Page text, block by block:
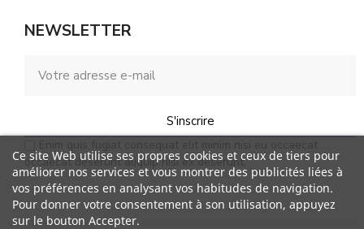
Ce site Web utilise ses propres cookies et ceux de tiers pour
améliorer nos services et vous montrer des publicités liées à
vos préférences en analysant vos habitudes de navigation.
Pour donner votre consentement à son utilisation, appuyez
sur le bouton Accepter.
NEWSLETTER
S'inscrire
occaecat deserunt aliquip nisi ex deserunt.